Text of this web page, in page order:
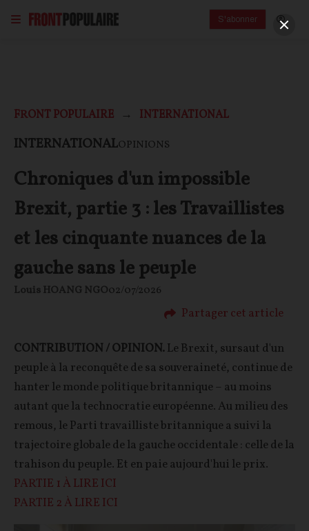
S'abonner
FRONT POPULAIRE INTERNATIONAL
INTERNATIONALOPINIONS
Chroniques d'un impossible
Brexit, partie 3 : les Travaillistes
et les cinquante nuances de la
gauche sans le peuple
Louis HOANG NGO02/07/2026
Partager cet article
CONTRIBUTION / OPINION.Le Brexit, sursaut d'un
peuple à la reconquête de sa souveraineté, continue de
hanter le monde politique britannique – au moins
autant que la technocratie européenne. Au milieu des
remous, le Parti travailliste britannique a suivi la
trajectoire globale de la gauche occidentale : celle de la
trahison du peuple. Et en paie aujourd'hui le prix.
PARTIE 1 À LIRE ICI
PARTIE 2 À LIRE ICI